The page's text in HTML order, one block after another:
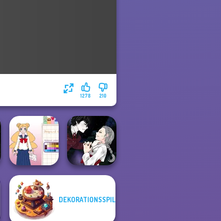
210
1278
School Girl Dress
Up V3
Vampire Hunter
DEKORATIONSSPIL